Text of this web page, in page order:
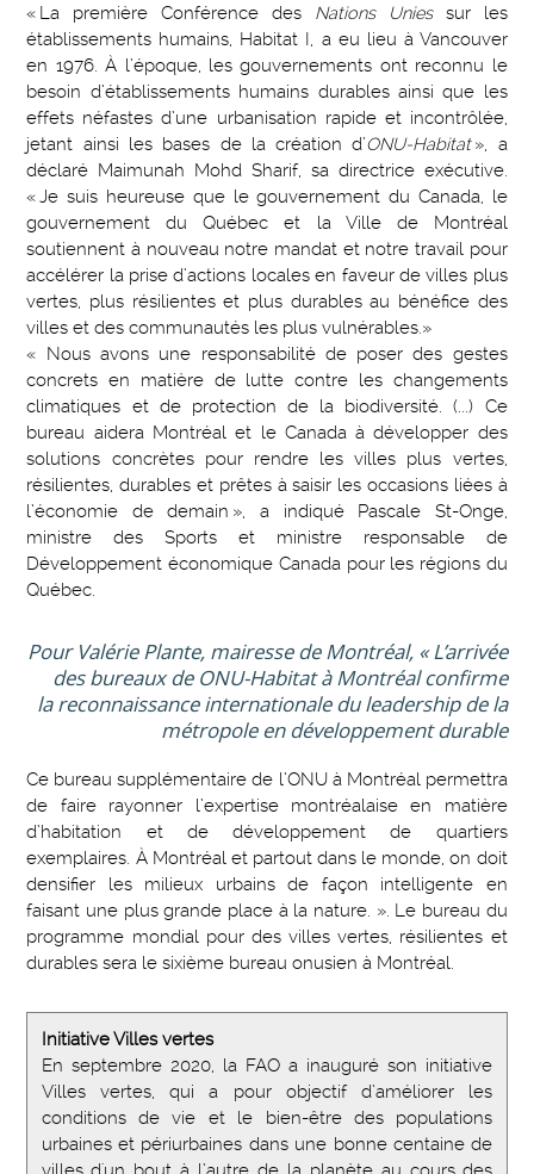
« La première Conférence des Nations Uniessur les
établissements humains, Habitat I, a eu lieu à Vancouver
en 1976. À l’époque, les gouvernements ont reconnu le
besoin d’établissements humains durables ainsi que les
effets néfastes d’une urbanisation rapide et incontrôlée,
jetant ainsi les bases de la création d’ONU-Habitat», a
déclaré Maimunah Mohd Sharif, sa directrice exécutive.
« Je suis heureuse que le gouvernement du Canada, le
gouvernement du Québec et la Ville de Montréal
soutiennent à nouveau notre mandat et notre travail pour
accélérer la prise d’actions locales en faveur de villes plus
vertes, plus résilientes et plus durables au bénéfice des
villes et des communautés les plus vulnérables.»
« Nous avons une responsabilité de poser des gestes
concrets en matière de lutte contre les changements
climatiques et de protection de la biodiversité. (...) Ce
bureau aidera Montréal et le Canada à développer des
solutions concrètes pour rendre les villes plus vertes,
résilientes, durables et prêtes à saisir les occasions liées à
l’économie de demain », a indiqué Pascale St-Onge,
ministre des Sports et ministre responsable de
Développement économique Canada pour les régions du
Québec.
Pour Valérie Plante, mairesse de Montréal, « L’arrivée
des bureaux de ONU-Habitat à Montréal confirme
la reconnaissance internationale du leadership de la
métropole en développement durable
Ce bureau supplémentaire de l’ONU à Montréal permettra
de faire rayonner l’expertise montréalaise en matière
d’habitation et de développement de quartiers
exemplaires. À Montréal et partout dans le monde, on doit
densifier les milieux urbains de façon intelligente en
faisant une plus grande place à la nature. ». Le bureau du
programme mondial pour des villes vertes, résilientes et
durables sera le sixième bureau onusien à Montréal.
Initiative Villes vertes
En septembre 2020, la FAO a inauguré son initiative
Villes vertes, qui a pour objectif d’améliorer les
conditions de vie et le bien-être des populations
urbaines et périurbaines dans une bonne centaine de